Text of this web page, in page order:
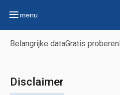
menu
Belangrijke dataGratis proberen
Disclaimer